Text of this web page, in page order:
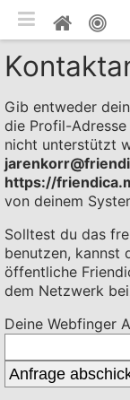
Gib entweder
die Profil-Adresse
nicht unterstützt
https://
von deinem
Solltest du das
benutzen, kannst
öffentliche
dem Netzwerk
Deine Webfinger
mobile Ansicht